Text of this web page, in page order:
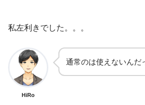
私左利きでした。。。
HiRo
通常のは使えないん